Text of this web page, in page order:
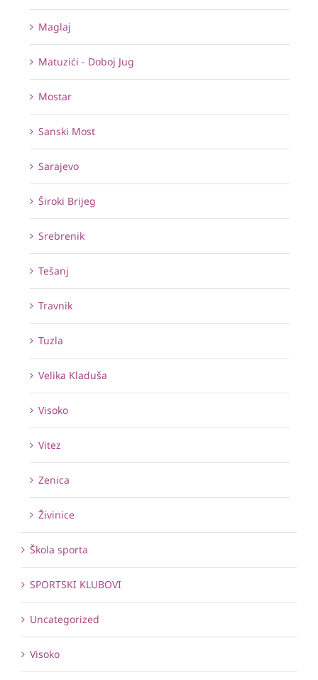
Maglaj
Matuzići - Doboj Jug
Mostar
Sanski Most
Sarajevo
Široki Brijeg
Srebrenik
Tešanj
Travnik
Tuzla
Velika Kladuša
Visoko
Vitez
Zenica
Živinice
Škola sporta
SPORTSKI KLUBOVI
Uncategorized
Visoko